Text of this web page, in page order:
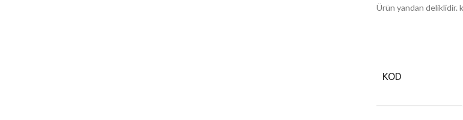
Ürün yandan deliklidir.
KOD